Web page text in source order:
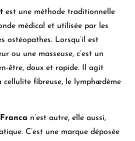
est une méthode traditionnelle
médical et utilisée par les
ostéopathes. Lorsqu’il est
ou une masseuse, c’est un
être, doux et rapide.
Il agit
cellulite fibreuse, le lymphœdème
n’est autre, elle aussi,
. C’est une marque déposée